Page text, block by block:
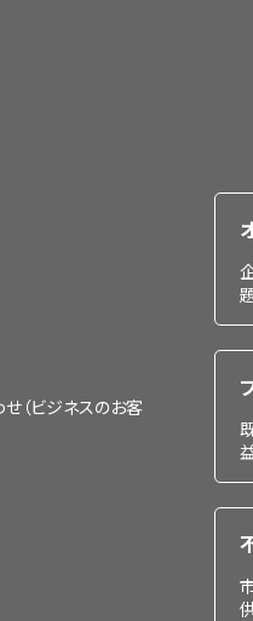
（ビジネスのお客